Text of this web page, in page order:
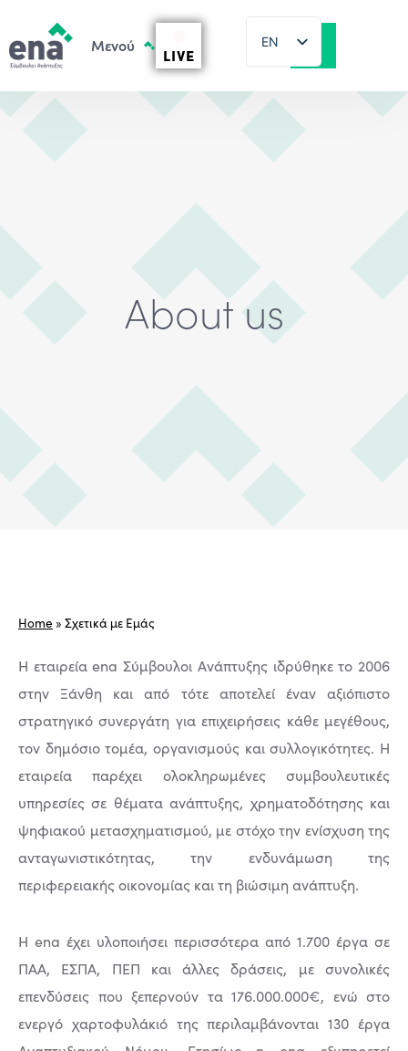
LIVE
EN
EL
About us
Home » Σχετικά με Εμάς
Η εταιρεία ena Σύμβουλοι Ανάπτυξης ιδρύθηκε το 2006
στην Ξάνθη και από τότε αποτελεί έναν αξιόπιστο
στρατηγικό συνεργάτη για επιχειρήσεις κάθε μεγέθους,
τον δημόσιο τομέα, οργανισμούς και συλλογικότητες. Η
εταιρεία παρέχει ολοκληρωμένες συμβουλευτικές
υπηρεσίες σε θέματα ανάπτυξης, χρηματοδότησης και
ψηφιακού μετασχηματισμού, με στόχο την ενίσχυση της
ανταγωνιστικότητας, την ενδυνάμωση της
περιφερειακής οικονομίας και τη βιώσιμη ανάπτυξη.
Η ena έχει υλοποιήσει περισσότερα από 1.700 έργα σε
ΠΑΑ, ΕΣΠΑ, ΠΕΠ και άλλες δράσεις, με συνολικές
επενδύσεις που ξεπερνούν τα 176.000.000€, ενώ στο
ενεργό χαρτοφυλάκιό της περιλαμβάνονται 130 έργα